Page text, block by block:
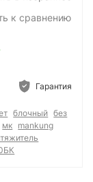
к сравнению
Гарантия
блочный без
мк mankung